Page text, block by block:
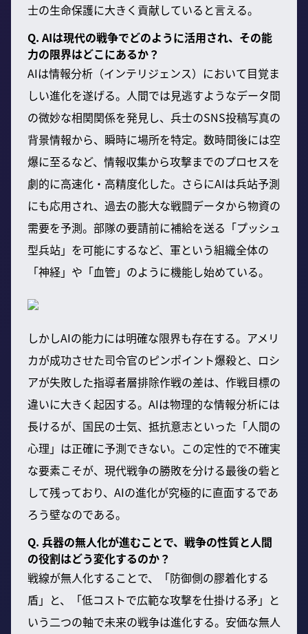
士の生命保護に大きく貢献していると言える。
Q. AIは現代の戦争でどのように活用され、その能
力の限界はどこにあるか？
AIは情報分析（インテリジェンス）において目覚ま
しい進化を遂げる。人間では見逃すようなデータ間
の微妙な相関関係を発見し、兵士のSNS投稿写真の
背景情報から、瞬時に場所を特定。数時間後には空
爆に至るなど、情報収集から攻撃までのプロセスを
劇的に高速化・高精度化した。さらにAIは兵站予測
にも応用され、過去の膨大な戦闘データから物資の
需要を予測。部隊の要請前に補給を送る「プッシュ
型兵站」を可能にするなど、軍という組織全体の
「神経」や「血管」のように機能し始めている。
しかしAIの能力には明確な限界も存在する。アメリ
カが成功させた司令官のピンポイント爆殺と、ロシ
アが失敗した指導者層排除作戦の差は、作戦目標の
違いに大きく起因する。AIは物理的な情報分析には
長けるが、国民の士気、抵抗意志といった「人間の
心理」は正確に予測できない。この定性的で不確実
な要素こそが、現代戦争の勝敗を分ける最後の砦と
して残っており、AIの進化が究極的に直面するであ
ろう壁なのである。
Q. 兵器の無人化が進むことで、戦争の性質と人間
の役割はどう変化するのか？
戦線が無人化することで、「防御側の膠着化する
盾」と、「低コストで広範な攻撃を仕掛ける矛」と
いう二つの軸で未来の戦争は進化する。安価な無人